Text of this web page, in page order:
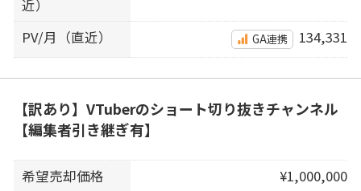
近）
PV/月（直近） GA連携 134,331
【訳あり】VTuberのショート切り抜きチャンネル
【編集者引き継ぎ有】
希望売却価格
¥1,000,000